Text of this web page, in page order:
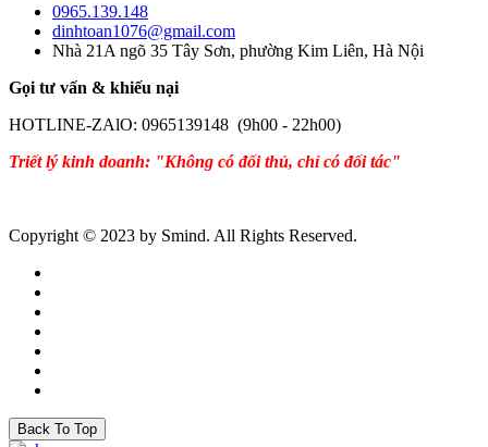
0965.139.148
dinhtoan1076@gmail.com
Nhà 21A ngõ 35 Tây Sơn, phường Kim Liên, Hà Nội
Gọi tư vấn & khiếu nại
HOTLINE-ZAlO: 0965139148 (9h00 - 22h00)
Triết lý kinh doanh: "Không có đối thủ, chỉ có đối tác"
Copyright © 2023 by Smind. All Rights Reserved.
Back To Top